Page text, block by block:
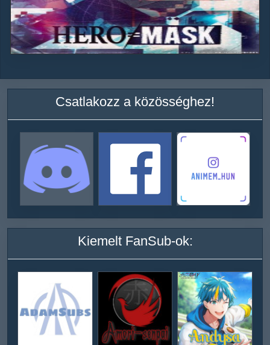
Csatlakozz a közösséghez!
Kiemelt FanSub-ok: